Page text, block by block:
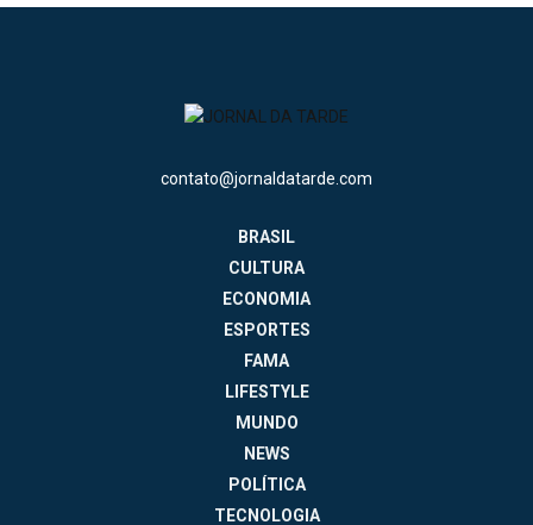
contato@jornaldatarde.com
BRASIL
CULTURA
ECONOMIA
ESPORTES
FAMA
LIFESTYLE
MUNDO
NEWS
POLÍTICA
TECNOLOGIA